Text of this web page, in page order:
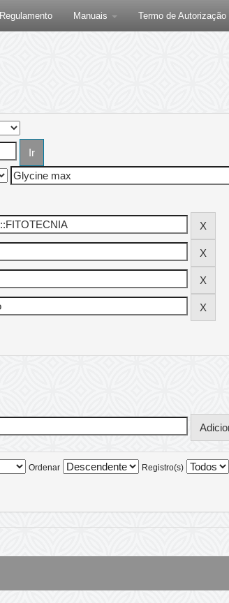
Regulamento Manuais Termo de Autorização
Ordenar Registro(s)